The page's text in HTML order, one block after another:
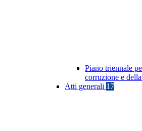
Piano triennale
corruzione e
Atti generali 17